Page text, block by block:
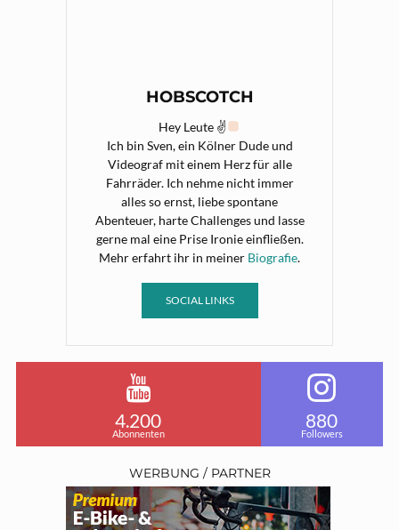
HOBSCOTCH
Hey Leute ✌
Ich bin Sven, ein Kölner Dude und
Videograf mit einem Herz für alle
Fahrräder. Ich nehme nicht immer
alles so ernst, liebe spontane
Abenteuer, harte Challenges und lasse
gerne mal eine Prise Ironie einfließen.
Mehr erfahrt ihr in meiner Biografie.
SOCIAL LINKS
4.200
Abonnenten
880
Followers
WERBUNG / PARTNER